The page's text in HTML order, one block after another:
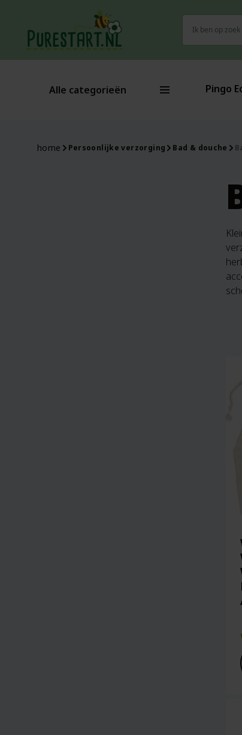
naar:
Alle categorieën Pingo
home Persoonlijke verzorging Bad & douche